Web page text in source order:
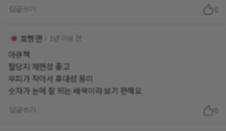
답글쓰기
호빵맨ㆍ 1년 이상 전
아큐첵
혈당지 재현성 좋고
부피가 작아서 휴대성 용이
숫자가 눈에 잘 띄는 배색이라 보기 편해요
답글쓰기